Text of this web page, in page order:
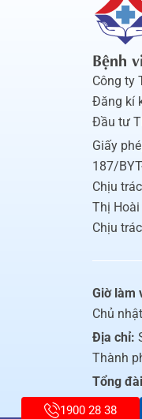
Bệnh
Công ty
Đăng kí
Đầu tư
Giấy
187/
Chịu
Thị Hoài
Chịu
Giờ làm
Chủ
Địa chỉ:
Thành
Tổng
1900 28 38